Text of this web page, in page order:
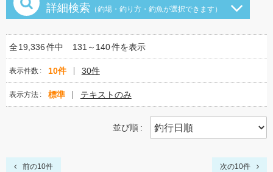
詳細検索 （釣場・釣り方・釣魚が選択できます）
全19,336件中 131～140件を表示
表示件数 10件 30件
表示方法 標準 テキストのみ
並び順
前の10件 次の10件